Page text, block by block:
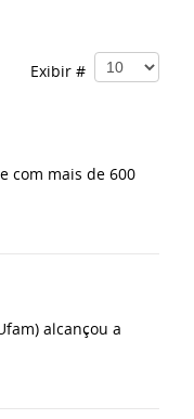
Exibir #
com mais de 600
alcançou a